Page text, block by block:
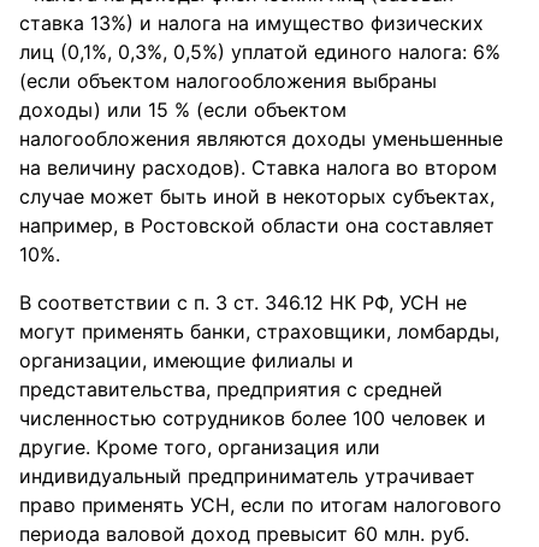
ставка 13%) и налога на имущество физических
лиц (0,1%, 0,3%, 0,5%) уплатой единого налога: 6%
(если объектом налогообложения выбраны
доходы) или 15 % (если объектом
налогообложения являются доходы уменьшенные
на величину расходов). Ставка налога во втором
случае может быть иной в некоторых субъектах,
например, в Ростовской области она составляет
10%.
В соответствии с п. 3 ст. 346.12 НК РФ, УСН не
могут применять банки, страховщики, ломбарды,
организации, имеющие филиалы и
представительства, предприятия с средней
численностью сотрудников более 100 человек и
другие. Кроме того, организация или
индивидуальный предприниматель утрачивает
право применять УСН, если по итогам налогового
периода валовой доход превысит 60 млн. руб.